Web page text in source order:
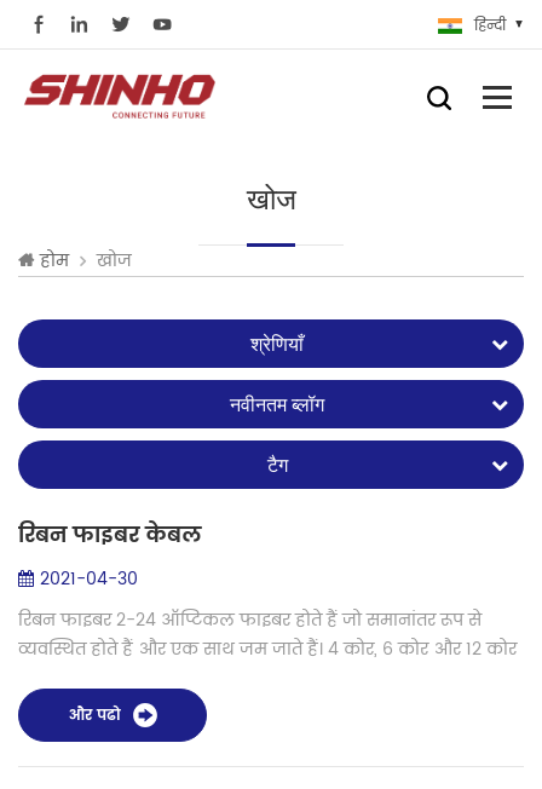
हिन्दी
खोज
होम खोज
श्रेणियाँ
नवीनतम ब्लॉग
टैग
रिबन फाइबर केबल
2021-04-30
रिबन फाइबर 2-24 ऑप्टिकल फाइबर होते हैं जो समानांतर रूप से
व्यवस्थित होते हैं और एक साथ जम जाते हैं। 4 कोर, 6 कोर और 12 कोर
केबल आवेद...
और पढो